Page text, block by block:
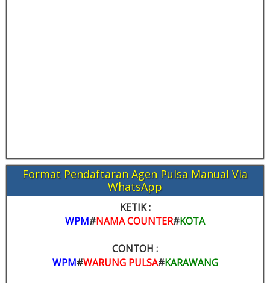
Format Pendaftaran Agen Pulsa Manual Via
WhatsApp
KETIK :
WPM#NAMA COUNTER#KOTA
CONTOH :
WPM#WARUNG PULSA#KARAWANG